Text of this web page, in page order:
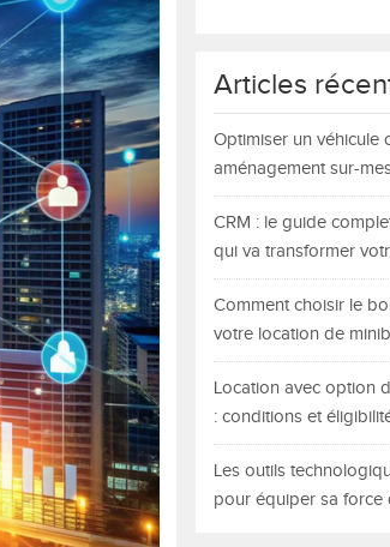
Articles
Optimiser un véhicule
aménagement sur-
CRM : le guide
qui va transformer
Comment choisir le
votre location de
Location avec option
: conditions et
Les outils
pour équiper sa force